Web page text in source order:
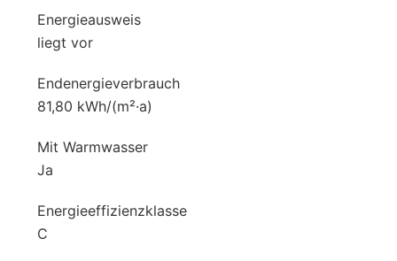
Energieausweis
liegt vor
Endenergieverbrauch
81,80 kWh/(m²·a)
Mit Warmwasser
Ja
Energieeffizienzklasse
C